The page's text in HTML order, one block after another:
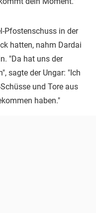
Pfostenschuss in der
hatten, nahm Dardai
"Da hat uns der
sagte der Ungar: "Ich
und Tore aus
haben."